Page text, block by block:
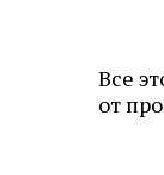
Все
от